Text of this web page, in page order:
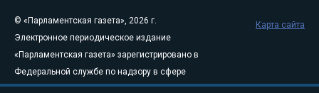
© «Парламентская газета», 2026 г.
Электронное периодическое издание
«Парламентская газета» зарегистрировано в
Федеральной службе по надзору в сфере
связи, информационных технологий и
Карта сайта